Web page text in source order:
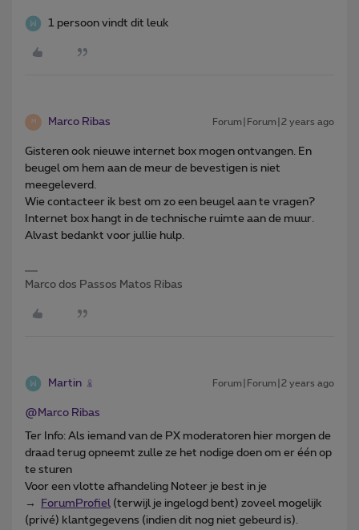
1 persoon vindt dit leuk
M Marco Ribas Forum|Forum|2 years ago
Gisteren ook nieuwe internet box mogen ontvangen. En
beugel om hem aan de meur de bevestigen is niet
meegeleverd.
Wie contacteer ik best om zo een beugel aan te vragen?
Internet box hangt in de technische ruimte aan de muur.
Alvast bedankt voor jullie hulp.
Marco dos Passos Matos Ribas
Martin Forum|Forum|2 years ago
@Marco Ribas
Ter Info: Als iemand van de PX moderatoren hier morgen de
draad terug opneemt zulle ze het nodige doen om er één op
te sturen
Voor een vlotte afhandeling Noteer je best in je
→
ForumProfiel (terwijl je ingelogd bent) zoveel mogelijk
(privé) klantgegevens (indien dit nog niet gebeurd is).